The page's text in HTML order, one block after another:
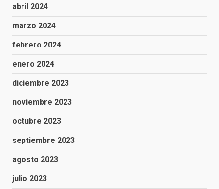
abril 2024
marzo 2024
febrero 2024
enero 2024
diciembre 2023
noviembre 2023
octubre 2023
septiembre 2023
agosto 2023
julio 2023